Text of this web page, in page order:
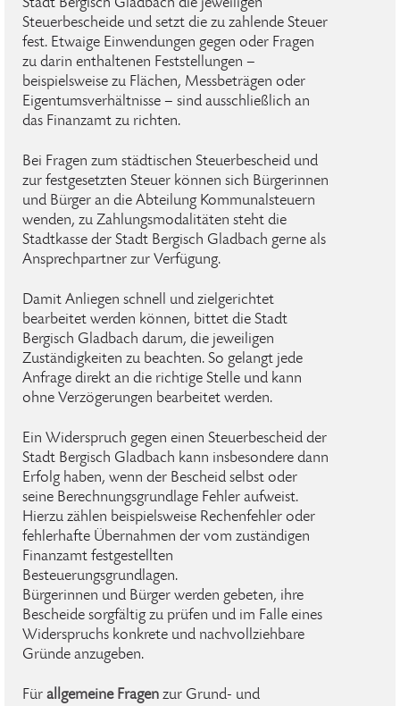
Stadt Bergisch Gladbach die jeweiligen
Steuerbescheide und setzt die zu zahlende Steuer
fest. Etwaige Einwendungen gegen oder Fragen
zu darin enthaltenen Feststellungen –
beispielsweise zu Flächen, Messbeträgen oder
Eigentumsverhältnisse – sind ausschließlich an
das Finanzamt zu richten.
Bei Fragen zum städtischen Steuerbescheid und
zur festgesetzten Steuer können sich Bürgerinnen
und Bürger an die Abteilung Kommunalsteuern
wenden, zu Zahlungsmodalitäten steht die
Stadtkasse der Stadt Bergisch Gladbach gerne als
Ansprechpartner zur Verfügung.
Damit Anliegen schnell und zielgerichtet
bearbeitet werden können, bittet die Stadt
Bergisch Gladbach darum, die jeweiligen
Zuständigkeiten zu beachten. So gelangt jede
Anfrage direkt an die richtige Stelle und kann
ohne Verzögerungen bearbeitet werden.
Ein Widerspruch gegen einen Steuerbescheid der
Stadt Bergisch Gladbach kann insbesondere dann
Erfolg haben, wenn der Bescheid selbst oder
seine Berechnungsgrundlage Fehler aufweist.
Hierzu zählen beispielsweise Rechenfehler oder
fehlerhafte Übernahmen der vom zuständigen
Finanzamt festgestellten
Besteuerungsgrundlagen.
Bürgerinnen und Bürger werden gebeten, ihre
Bescheide sorgfältig zu prüfen und im Falle eines
Widerspruchs konkrete und nachvollziehbare
Gründe anzugeben.
Für allgemeine Fragen zur Grund- und